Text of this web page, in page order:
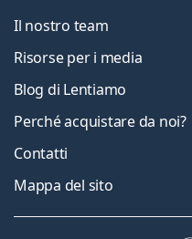
Il nostro team
Risorse per i media
Blog di Lentiamo
Perché acquistare da noi?
Contatti
Mappa del sito